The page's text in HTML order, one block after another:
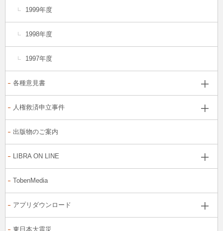
1999年度
1998年度
1997年度
各種意見書
人権救済申立事件
出版物のご案内
LIBRA ON LINE
TobenMedia
アプリダウンロード
東日本大震災